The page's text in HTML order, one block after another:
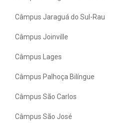
Câmpus Jaraguá do Sul-Rau
Câmpus Joinville
Câmpus Lages
Câmpus Palhoça Bilíngue
Câmpus São Carlos
Câmpus São José